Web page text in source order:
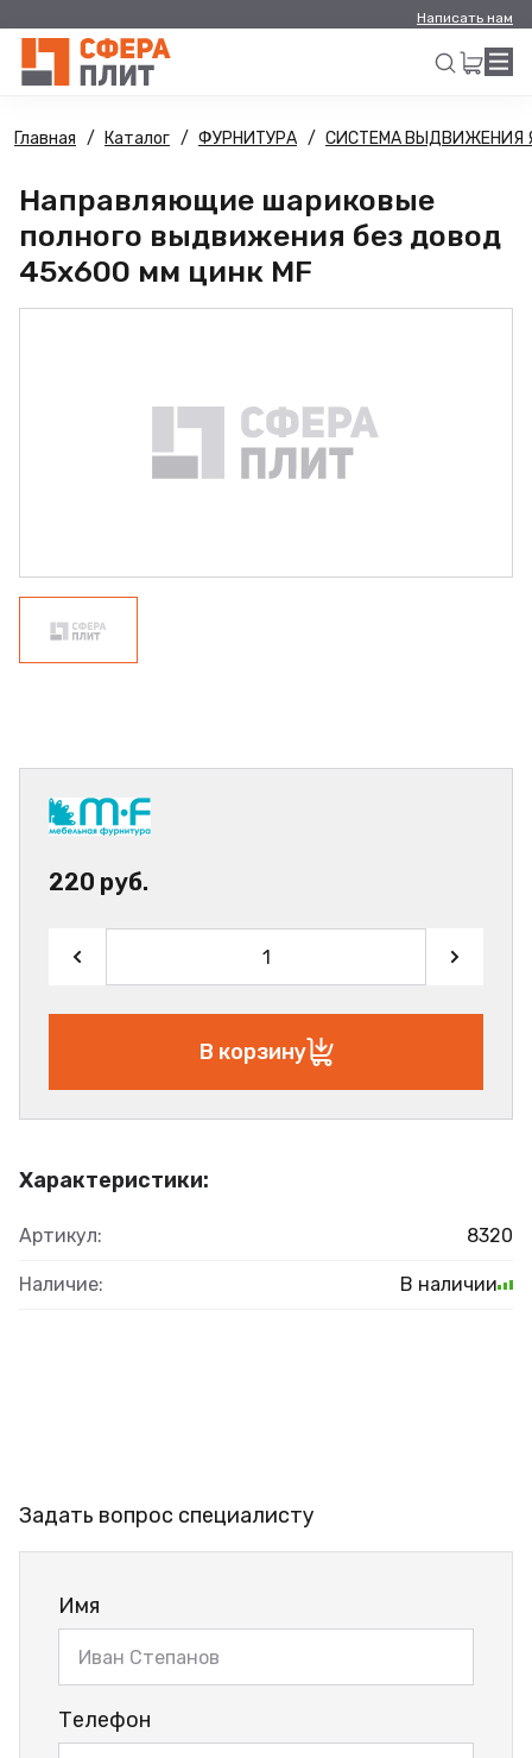
Написать нам
Искать
Главная Каталог ФУРНИТУРА СИСТЕМА ВЫДВИЖЕНИЯ
Направляющие шариковые
полного выдвижения без довод
45х600 мм цинк MF
Характеристики:
Артикул: 8320
Наличие: В наличии
220 руб.
В корзину
Задать вопрос специалисту
Имя
Телефон